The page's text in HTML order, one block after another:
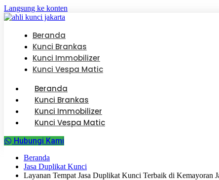
Langsung ke konten
Beranda
Kunci Brankas
Kunci Immobilizer
Kunci Vespa Matic
Beranda
Kunci Brankas
Kunci Immobilizer
Kunci Vespa Matic
Hubungi Kami
Beranda
Jasa Duplikat Kunci
Layanan Tempat Jasa Duplikat Kunci Terbaik di Kemayoran